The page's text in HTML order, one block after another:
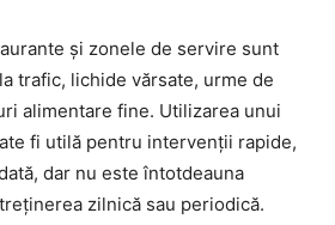
și zonele de servire sunt
trafic, lichide vărsate, urme de
alimentare fine. Utilizarea unui
fi utilă pentru intervenții rapide,
dar nu este întotdeauna
zilnică sau periodică.